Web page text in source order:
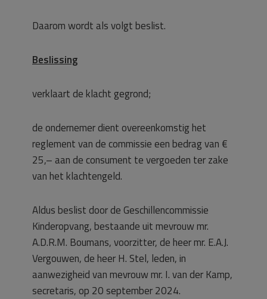
Daarom wordt als volgt beslist.
Beslissing
verklaart de klacht gegrond;
de ondernemer dient overeenkomstig het
reglement van de commissie een bedrag van €
25,– aan de consument te vergoeden ter zake
van het klachtengeld.
Aldus beslist door de Geschillencommissie
Kinderopvang, bestaande uit mevrouw mr.
A.D.R.M. Boumans, voorzitter, de heer mr. E.A.J.
Vergouwen, de heer H. Stel, leden, in
aanwezigheid van mevrouw mr. I. van der Kamp,
secretaris, op 20 september 2024.